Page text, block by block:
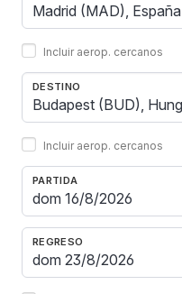
Incluir aerop. cercanos
DESTINO
Incluir aerop. cercanos
PARTIDA
REGRESO